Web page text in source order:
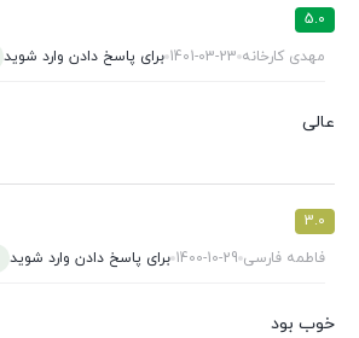
5.0
مهدی کارخانه 1401-03-23 برای پاسخ دادن وارد شوید
عالی
3.0
فاطمه فارسی 1400-10-29 برای پاسخ دادن وارد شوید
خوب بود